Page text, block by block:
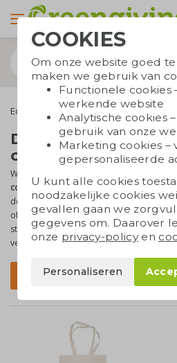
Eco tassen Full colour bedrukbare
Draagtassen
colour
Wil je een foto bedrukken op een
colour logo of tekst? Greengiving is
de Benelux die tassen full colour kan
of papieren tassen zijn, alle kleuren
staan! Heb je vragen? Contacteer dan
verkoopspecialisten!
Filter Sorteer op
COOKIES
Om onze website goed
maken we gebruik van
Functionele cookies
werkende website
Analytische cookies
gebruik van onze
Marketing cookies –
gepersonaliseerde
U kunt alle cookies
noodzakelijke cookies
gevallen gaan we
gegevens om. Daarover
onze privacy-policyen
Personaliseren